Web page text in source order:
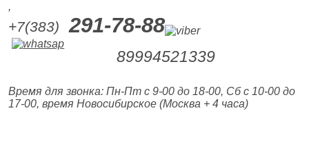
,
+7(383) 291-78-88
89994521339
Время для звонка: Пн-Пт с 9-00 до 18-00, Сб с 10-00 до
17-00, время Новосибирское (Москва + 4 часа)